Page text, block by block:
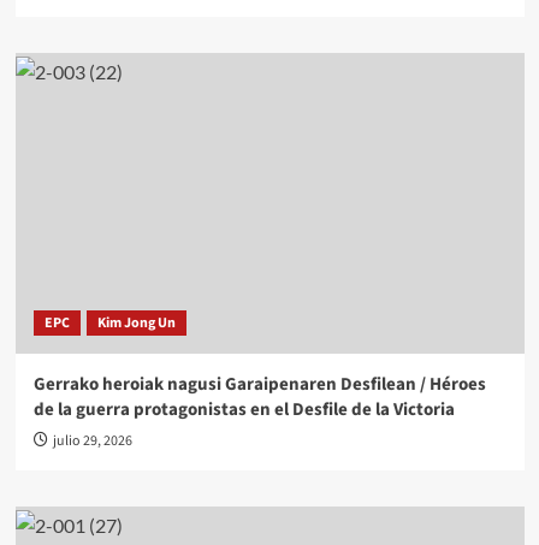
EPC Kim Jong Un
Gerrako heroiak nagusi Garaipenaren Desfilean / Héroes
de la guerra protagonistas en el Desfile de la Victoria
julio 29, 2026